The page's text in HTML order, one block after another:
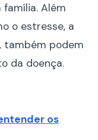
Além
o estresse, a
também podem
da doença.
os